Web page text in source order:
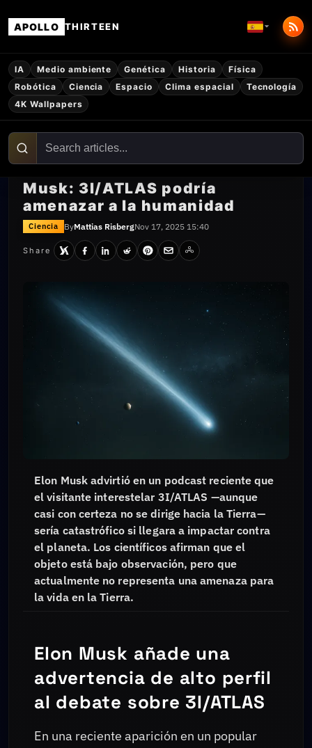
APOLLO THIRTEEN
IA Medio ambiente Genética Historia
Física
Robótica
Ciencia Espacio Clima espacial
Tecnología
4K Wallpapers
Musk: 3I/ATLAS podría
amenazar a la humanidad
Ciencia ByMattias RisbergNov 17, 2025 15:40
Share
Elon Musk advirtió en un podcast reciente que
el visitante interestelar 3I/ATLAS —aunque
casi con certeza no se dirige hacia la Tierra—
sería catastrófico si llegara a impactar contra
el planeta. Los científicos afirman que el
objeto está bajo observación, pero que
actualmente no representa una amenaza para
la vida en la Tierra.
Elon Musk añade una
advertencia de alto perfil
al debate sobre 3I/ATLAS
En una reciente aparición en un popular